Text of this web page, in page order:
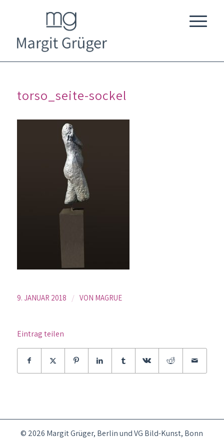
torso_seite-sockel
9. JANUAR 2018 / VON MAGRUE
Eintrag teilen
© 2026 Margit Grüger, Berlin und VG Bild-Kunst, Bonn